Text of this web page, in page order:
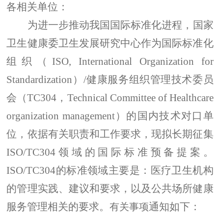
各相关单位：
为进一步推动我国国际标准化进程，国家
卫生健康委卫生发展研究中心作为国际标准化
组织（ ISO, International Organization for
Standardization ） /健康服务组织管理技术委员
会（TC304 ， Technical Committee of Healthcare
organization management）的国内技术对口单
位，依据有关职责和工作要求，现拟长期征集
ISO/TC304 领域的国际标准预备提案。
ISO/TC304的标准领域主要是：医疗卫生机构
的管理实践、建议和要求，以及公共场所健康
服务管理相关的要求。有关事项通知如下：